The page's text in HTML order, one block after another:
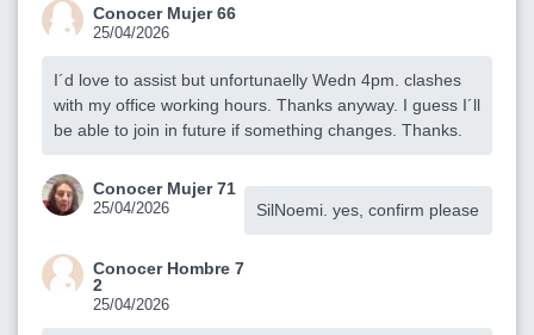
Conocer Mujer 66
25/04/2026
I´d love to assist but unfortunaelly Wedn 4pm. clashes
with my office working hours. Thanks anyway. I guess I´ll
be able to join in future if something changes. Thanks.
Conocer Mujer 71
25/04/2026 SilNoemi. yes, confirm please
Conocer Hombre 7
2
25/04/2026